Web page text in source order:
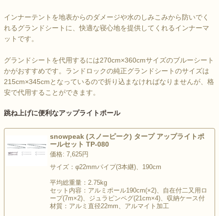
インナーテントを地表からのダメージや水のしみこみから防いでく
れるグランドシートに、快適な寝心地を提供してくれるインナーマ
ットです。
グランドシートを代用するには270cm×360cmサイズのブルーシート
かがおすすめです。ランドロックの純正グランドシートのサイズは
215cm×345cmとなっているので折り込まなければなりませんが、格
安で代用することができます。
跳ね上げに便利なアップライトポール
snowpeak (スノーピーク) タープ アップライトポ
ールセット TP-080
価格: 7,625円
サイズ：φ22mmパイプ(3本継)、190cm
平均総重量：2.75kg
セット内容：アルミポール190cm(×2)、自在付二又用ロ
ープ(7m×2)、ジュラピンペグ(21cm×4)、収納ケース付
材質：アルミ直径22mm、アルマイト加工